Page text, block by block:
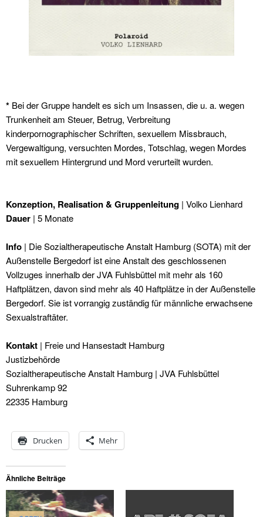
* Bei der Gruppe handelt es sich um Insassen, die u. a. wegen
Trunkenheit am Steuer, Betrug, Verbreitung
kinderpornographischer Schriften, sexuellem Missbrauch,
Vergewaltigung, versuchten Mordes, Totschlag, wegen Mordes
mit sexuellem Hintergrund und Mord verurteilt wurden.
Konzeption, Realisation & Gruppenleitung | Volko Lienhard
Dauer | 5 Monate
Info | Die Sozialtherapeutische Anstalt Hamburg (SOTA) mit der
Außenstelle Bergedorf ist eine Anstalt des geschlossenen
Vollzuges innerhalb der JVA Fuhlsbüttel mit mehr als 160
Haftplätzen, davon sind mehr als 40 Haftplätze in der Außenstelle
Bergedorf. Sie ist vorrangig zuständig für männliche erwachsene
Sexualstraftäter.
Kontakt | Freie und Hansestadt Hamburg
Justizbehörde
Sozialtherapeutische Anstalt Hamburg | JVA Fuhlsbüttel
Suhrenkamp 92
22335 Hamburg
Drucken Mehr
Ähnliche Beiträge